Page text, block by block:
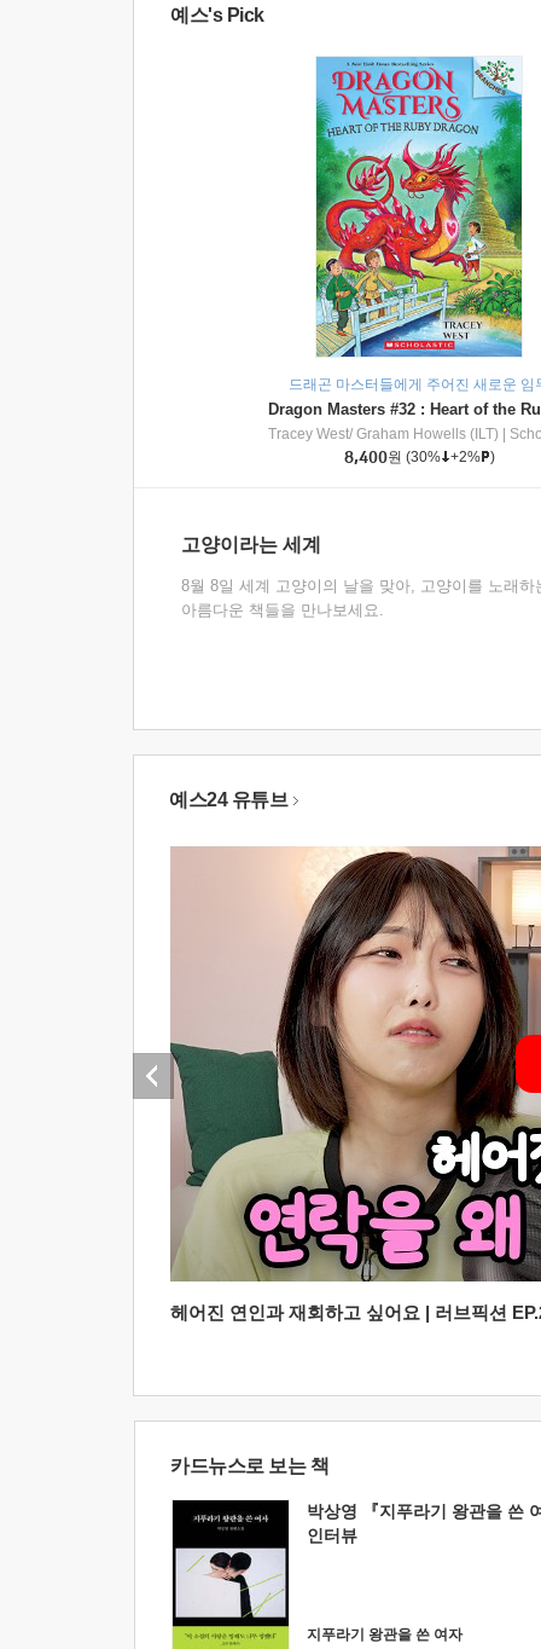
예스's Pick
드래곤 마스터들에게 주어진 새로운 임
Tracey West/ Graham Howells (ILT)
8,400원 (30% +2% )
고양이라는 세계
8월 8일 세계 고양이의 날을 맞아, 고양이를 노래하
아름다운 책들을 만나보세요.
예스24 유튜브
헤어진 연인과 재회하고 싶어요 | 러브픽션
카드뉴스로 보는 책
박상영 『지푸라기 왕관을 쓴
인터뷰
지푸라기 왕관을 쓴 여자